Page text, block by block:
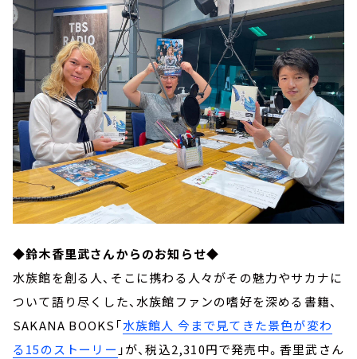
◆鈴木香里武さんからのお知らせ◆
水族館を創る人、そこに携わる人々がその魅力やサカナに
ついて語り尽くした、水族館ファンの嗜好を深める書籍、
SAKANA BOOKS「水族館人 今まで見てきた景色が変わ
る15のストーリー 」が、税込2,310円で発売中。香里武さん